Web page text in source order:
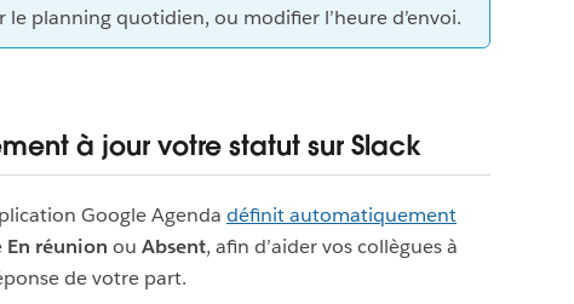
le planning quotidien, ou modifier l’heure d’envoi.
à jour votre statut sur Slack
Google Agenda définit automatiquement
En réunion ou Absent, afin d’aider vos collègues à
de votre part.